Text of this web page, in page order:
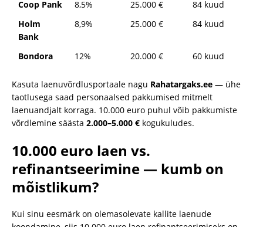
Coop Pank
8,5% 25.000 €
84 kuud
Holm
Bank
8,9% 25.000 € 84 kuud
Bondora 12% 20.000 € 60 kuud
Kasuta laenuvõrdlusportaale nagu Rahatargaks.ee — ühe
taotlusega saad personaalsed pakkumised mitmelt
laenuandjalt korraga. 10.000 euro puhul võib pakkumiste
võrdlemine säästa 2.000–5.000 € kogukuludes.
10.000 euro laen vs.
refinantseerimine — kumb on
mõistlikum?
Kui sinu eesmärk on olemasolevate kallite laenude